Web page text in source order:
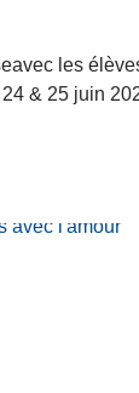
les
& 25 juin